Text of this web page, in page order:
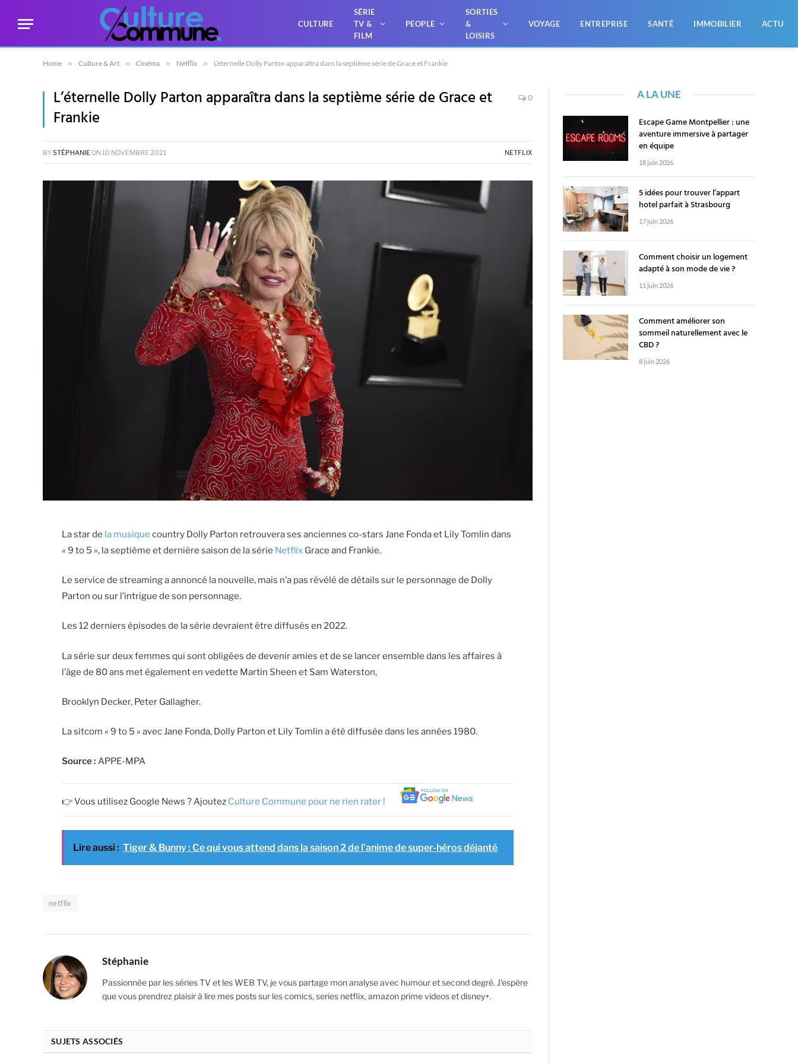
CULTURE
SÉRIE
TV &
FILM
PEOPLE
SORTIES
&
LOISIRS
VOYAGE ENTREPRISE SANTÉ IMMOBILIER ACTU
Home » Culture & Art » Cinéma » Netflix » L’éternelle Dolly Parton apparaîtra dans la septième série de Grace et Frankie
L’éternelle Dolly Parton apparaîtra dans la septième série de Grace et
Frankie
0
BYSTÉPHANIEON 10 NOVEMBRE 2021 NETFLIX
La star de la musique country Dolly Parton retrouvera ses anciennes co-stars Jane Fonda et Lily Tomlin dans
« 9 to 5 », la septième et dernière saison de la série Netflix Grace and Frankie.
Le service de streaming a annoncé la nouvelle, mais n’a pas révélé de détails sur le personnage de Dolly
Parton ou sur l’intrigue de son personnage.
Les 12 derniers épisodes de la série devraient être diffusés en 2022.
La série sur deux femmes qui sont obligées de devenir amies et de se lancer ensemble dans les affaires à
l’âge de 80 ans met également en vedette Martin Sheen et Sam Waterston,
Brooklyn Decker, Peter Gallagher.
La sitcom « 9 to 5 » avec Jane Fonda, Dolly Parton et Lily Tomlin a été diffusée dans les années 1980.
Source : APPE-MPA
👉 Vous utilisez Google News ? Ajoutez Culture Commune pour ne rien rater !
Lire aussi : Tiger & Bunny : Ce qui vous attend dans la saison 2 de l'anime de super-héros déjanté
netflix
Stéphanie
Passionnée par les séries TV et les WEB TV, je vous partage mon analyse avec humour et second degré. J'espère
que vous prendrez plaisir à lire mes posts sur les comics, series netflix, amazon prime videos et disney+.
SUJETS ASSOCIÉS
A LA UNE
Escape Game Montpellier : une
aventure immersive à partager
en équipe
18 juin 2026
5 idées pour trouver l’appart
hotel parfait à Strasbourg
17 juin 2026
Comment choisir un logement
adapté à son mode de vie ?
11 juin 2026
Comment améliorer son
sommeil naturellement avec le
CBD ?
8 juin 2026